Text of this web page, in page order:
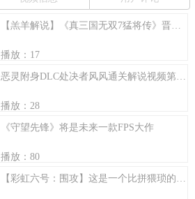
【羔羊解说】《真三国无双7猛将传》晋传 01
播放：17
恶灵附身DLC处决者风风通关解说视频第三期
播放：28
《守望先锋》将是未来一款FPS大作
播放：80
【彩虹六号：围攻】这是一个比拼猥琐的游戏（宅阿明)